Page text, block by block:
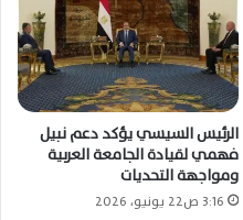
الرئيس السيسي يؤكد دعم نبيل
فهمي لقيادة الجامعة العربية
ومواجهة التحديات
3:16 ص22 يونيو، 2026